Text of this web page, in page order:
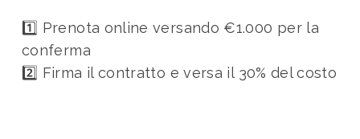
1️⃣ Prenota online versando €1.000 per la
conferma
2️⃣ Firma il contratto e versa il 30% del costo